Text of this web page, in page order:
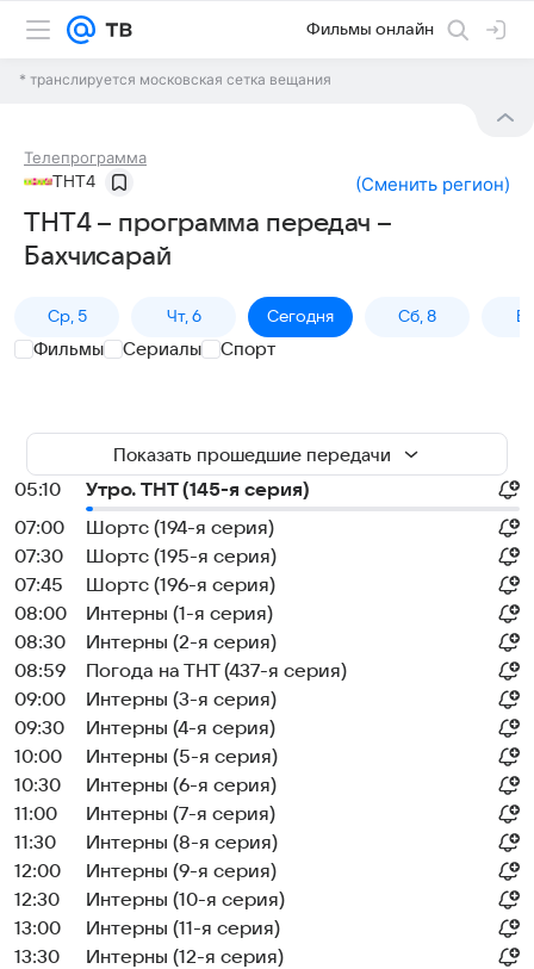
Фильмы онлайн
* транслируется московская сетка вещания
Телепрограмма
ТНТ4 (Сменить регион)
ТНТ4 – программа передач –
Бахчисарай
Ср, 5 Чт, 6 Сегодня Сб, 8
Фильмы Сериалы Спорт
Показать прошедшие передачи
05:10
Утро. ТНТ (145-я серия)
07:00
Шортс (194-я серия)
07:30
Шортс (195-я серия)
07:45
Шортс (196-я серия)
08:00
Интерны (1-я серия)
08:30
Интерны (2-я серия)
08:59
Погода на ТНТ (437-я серия)
09:00
Интерны (3-я серия)
09:30
Интерны (4-я серия)
10:00
Интерны (5-я серия)
10:30
Интерны (6-я серия)
11:00
Интерны (7-я серия)
11:30
Интерны (8-я серия)
12:00
Интерны (9-я серия)
12:30
Интерны (10-я серия)
13:00
Интерны (11-я серия)
13:30
Интерны (12-я серия)